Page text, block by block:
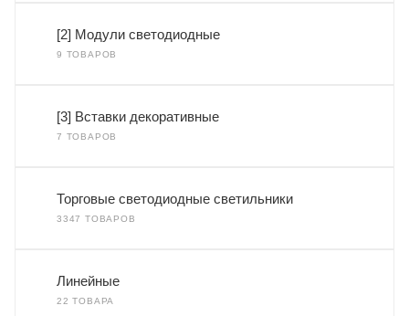
[2] Модули светодиодные
9 ТОВАРОВ
[3] Вставки декоративные
7 ТОВАРОВ
Торговые светодиодные светильники
3347 ТОВАРОВ
Линейные
22 ТОВАРА